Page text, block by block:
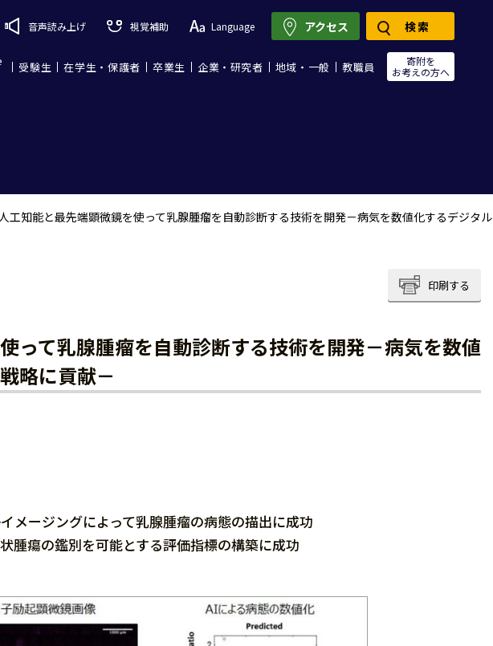
音声読み上げ 視覚補助 Language
受験生 在学生・保護者 卒業生 企業・研究者 地域・一般 教職員
寄附を
お考えの方へ
アクセス 検索
工知能と最先端顕微鏡を使って乳腺腫瘤を自動診断する技術を開発－病気を数値化するデジタル
印刷する
って乳腺腫瘤を自動診断する技術を開発－病気を数値
略に貢献－
メージングによって乳腺腫瘤の病態の描出に成功
腫瘍の鑑別を可能とする評価指標の構築に成功